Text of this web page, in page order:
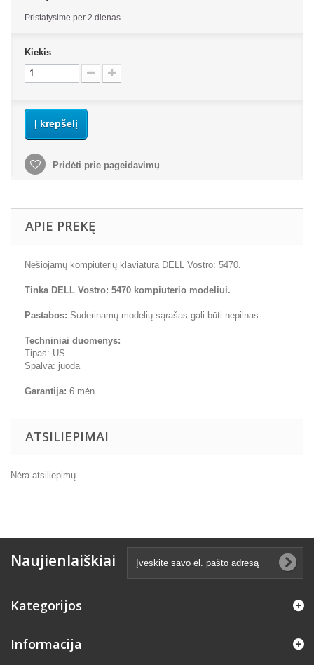
Pristatysime per 2 dienas
Kiekis
Į krepšelį
Pridėti prie pageidavimų
APIE PREKĘ
Nešiojamų kompiuterių klaviatūra DELL Vostro: 5470.
Tinka DELL Vostro: 5470 kompiuterio modeliui.
Pastabos: Suderinamų modelių sąrašas gali būti nepilnas.
Techniniai duomenys:
Tipas: US
Spalva: juoda
Garantija: 6 mėn.
ATSILIEPIMAI
Nėra atsiliepimų
Naujienlaiškiai
Kategorijos
Informacija